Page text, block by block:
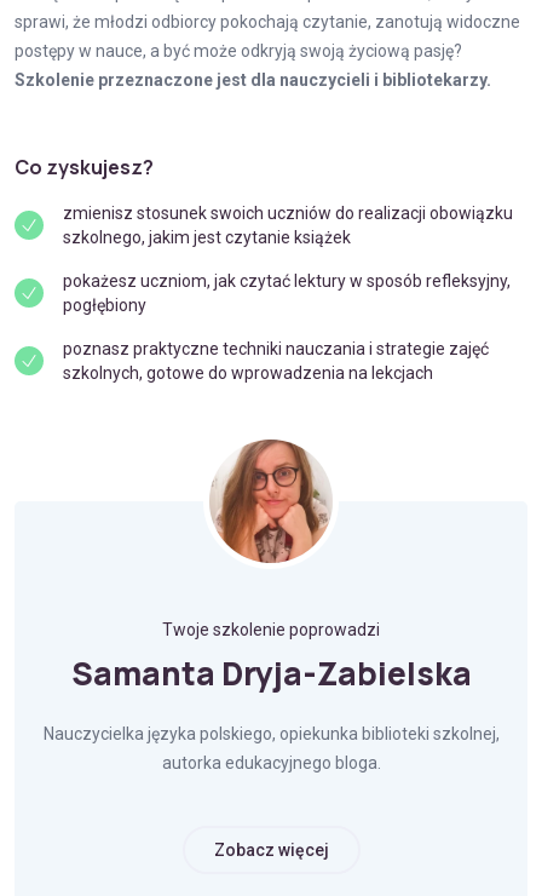
sprawi, że młodzi odbiorcy pokochają czytanie, zanotują widoczne
postępy w nauce, a być może odkryją swoją życiową pasję?
Szkolenie przeznaczone jest dla nauczycieli i bibliotekarzy.
Co zyskujesz?
zmienisz stosunek swoich uczniów do realizacji obowiązku
szkolnego, jakim jest czytanie książek
pokażesz uczniom, jak czytać lektury w sposób refleksyjny,
pogłębiony
poznasz praktyczne techniki nauczania i strategie zajęć
szkolnych, gotowe do wprowadzenia na lekcjach
Twoje szkolenie poprowadzi
Samanta Dryja-Zabielska
Nauczycielka języka polskiego, opiekunka biblioteki szkolnej,
autorka edukacyjnego bloga.
Zobacz więcej